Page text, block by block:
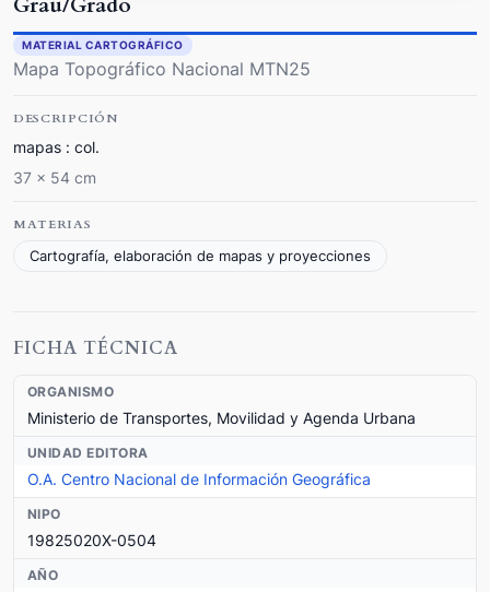
MATERIAL CARTOGRÁFICO
Mapa Topográfico Nacional MTN25
DESCRIPCIÓN
mapas : col.
37 x 54 cm
MATERIAS
Cartografía, elaboración de mapas y proyecciones
FICHA TÉCNICA
ORGANISMO
Ministerio de Transportes, Movilidad y Agenda Urbana
UNIDAD EDITORA
O.A. Centro Nacional de Información Geográfica
NIPO
19825020X-0504
AÑO